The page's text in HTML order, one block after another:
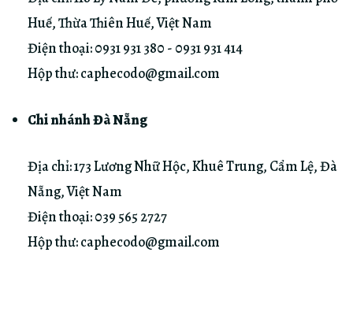
Huế, Thừa Thiên Huế, Việt Nam
Điện thoại:0931 931 380 - 0931 931 414
Hộp thư:caphecodo@gmail.com
Chi nhánh Đà Nẵng
Địa chỉ: 173 Lương Nhữ Hộc, Khuê Trung, Cẩm Lệ, Đà
Nẵng, Việt Nam
Điện thoại:039 565 2727
Hộp thư:caphecodo@gmail.com